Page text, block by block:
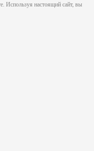
Используя настоящий сайт, вы